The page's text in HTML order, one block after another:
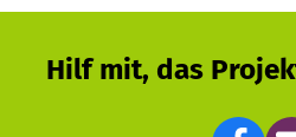
Hilf mit, das